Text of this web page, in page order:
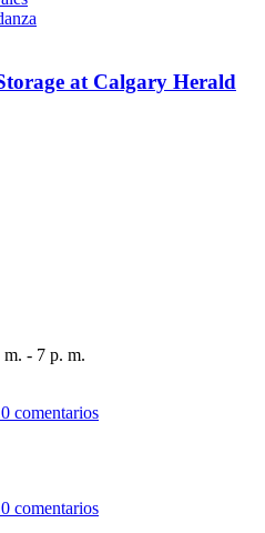
at Calgary Herald
- 7 p. m.
comentarios
comentarios